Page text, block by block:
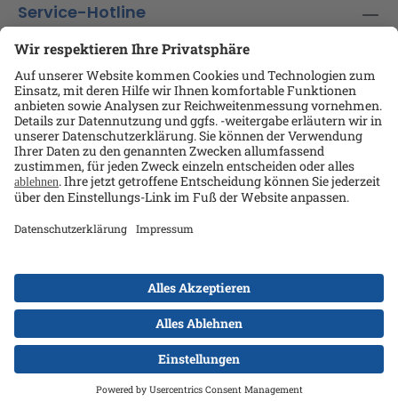
Service-Hotline
Shop-Service
Informationen
Ansprechpartner
Kontakt
Alle Preise exkl. gesetzl. Mehrwertsteuer zzgl.
Versandkostenund ggf. Nachnahmegebühren, wenn
nicht anders angegeben.